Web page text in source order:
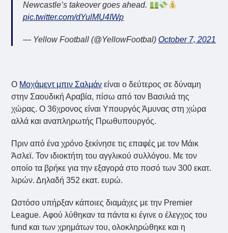
Newcastle’s takeover goes ahead.
pic.twitter.com/dYulMU4IWp
— Yellow Football (@YellowFootbal)October 7, 2021
Ο Μοχάμεντ μπιν Σαλμάν είναι ο δεύτερος σε δύναμη
στην Σαουδική Αραβία, πίσω από τον Βασιλιά της
χώρας. Ο 36χρονος είναι Υπουργός Άμυνας στη χώρα
αλλά και αναπληρωτής Πρωθυπουργός.
Πριν από ένα χρόνο ξεκίνησε τις επαφές με τον Μάικ
Άσλεϊ. Τον ιδιοκτήτη του αγγλικού συλλόγου. Με τον
οποίο τα βρήκε για την εξαγορά στο ποσό των 300 εκατ.
λιρών. Δηλαδή 352 εκατ. ευρώ.
Ωστόσο υπήρξαν κάποιες διαμάχες με την Premier
League. Αφού λύθηκαν τα πάντα κι έγινε ο έλεγχος του
fund και των χρημάτων του, ολοκληρώθηκε και η